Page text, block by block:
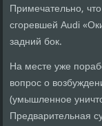
Примечательно,
сгоревшей Audi
задний бок.
На месте уже
вопрос о
(умышленное
Предварительная